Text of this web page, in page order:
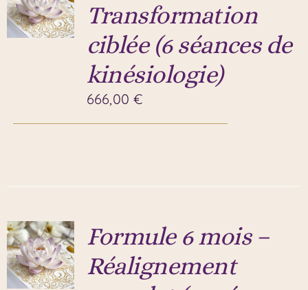
Transformation
ciblée (6 séances de
kinésiologie)
666,00 €
Formule 6 mois –
Réalignement